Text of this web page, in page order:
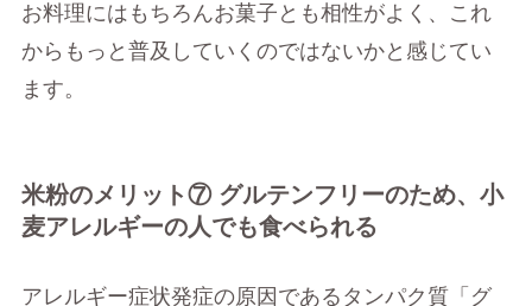
お料理にはもちろんお菓子とも相性がよく、これ
からもっと普及していくのではないかと感じてい
ます。
米粉のメリット⑦ グルテンフリーのため、小
麦アレルギーの人でも食べられる
アレルギー症状発症の原因であるタンパク質「グ